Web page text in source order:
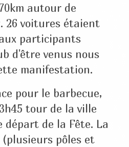
autour de
26 voitures étaient
participants
d'être venus nous
manifestation.
pour le barbecue,
tour de la ville
départ de la Fête. La
pôles et